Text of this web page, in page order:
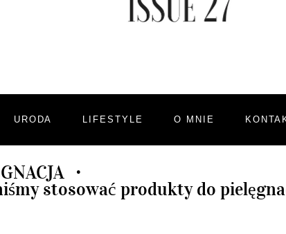
URODA LIFESTYLE O MNIE
•
stosować produkty do